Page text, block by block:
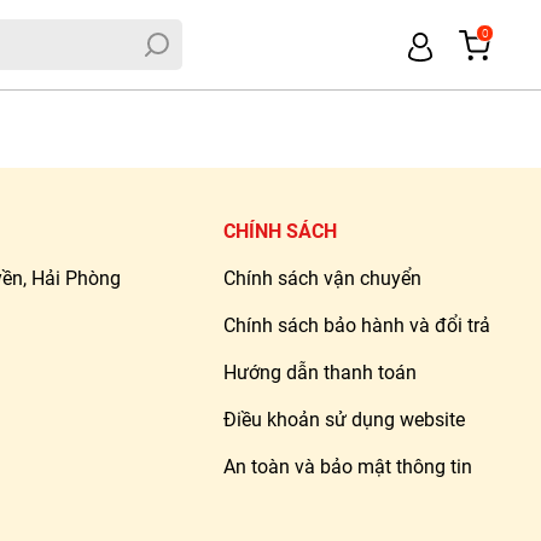
0
Hải Phòng
CHÍNH SÁCH
Chính sách vận chuyển
Chính sách bảo hành và đổi trả
Hướng dẫn thanh toán
Điều khoản sử dụng website
An toàn và bảo mật thông tin